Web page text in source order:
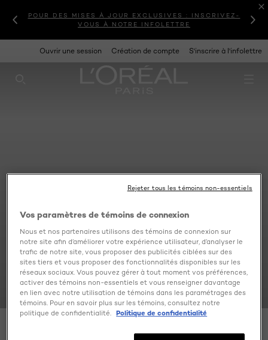
POUR DES MISES À JOUR EXCLUSIVES : INSCRIVEZ-
VOUS À NOTRE INFOLETTRE
Ouvrir une session Création de compte S'inscrire à l'infolettre
Vos paramètres de témoins de connexion
Nous et nos partenaires utilisons des témoins de connexion sur
notre site afin d’améliorer votre expérience utilisateur, d’analyser le
trafic de notre site, vous proposer des publicités ciblées sur des
sites tiers et vous proposer des fonctionnalités disponibles sur les
réseaux sociaux. Vous pouvez gérer à tout moment vos préférences,
activer des témoins non-essentiels et vous renseigner davantage
en lien avec notre utilisation de témoins dans les paramétrages des
témoins. Pour en savoir plus sur les témoins, consultez notre
politique de confidentialité. Politique de confidentialité
Rejeter tous les témoins non-essentiels